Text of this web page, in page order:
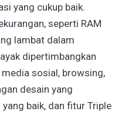
yang cukup baik.
seperti RAM
lambat dalam
dipertimbangkan
sosial, browsing,
desain yang
baik, dan fitur Triple